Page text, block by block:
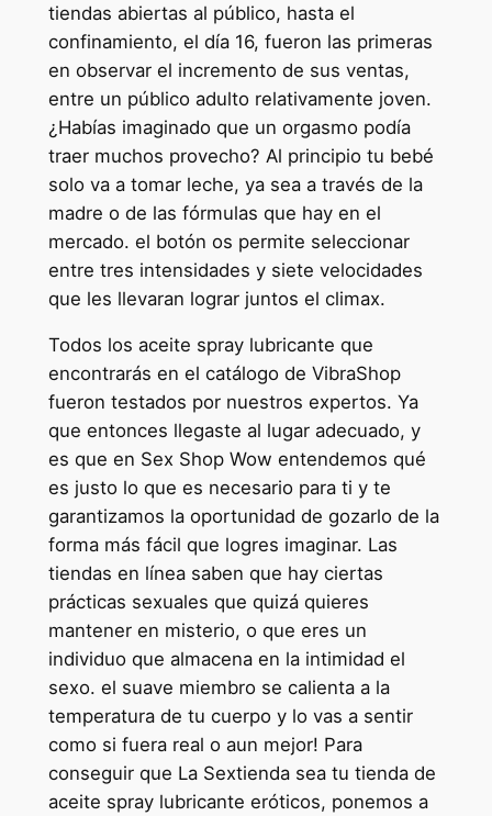
tiendas abiertas al público, hasta el
confinamiento, el día 16, fueron las primeras
en observar el incremento de sus ventas,
entre un público adulto relativamente joven.
¿Habías imaginado que un orgasmo podía
traer muchos provecho? Al principio tu bebé
solo va a tomar leche, ya sea a través de la
madre o de las fórmulas que hay en el
mercado. el botón os permite seleccionar
entre tres intensidades y siete velocidades
que les llevaran lograr juntos el climax.
Todos los aceite spray lubricante que
encontrarás en el catálogo de VibraShop
fueron testados por nuestros expertos. Ya
que entonces llegaste al lugar adecuado, y
es que en Sex Shop Wow entendemos qué
es justo lo que es necesario para ti y te
garantizamos la oportunidad de gozarlo de la
forma más fácil que logres imaginar. Las
tiendas en línea saben que hay ciertas
prácticas sexuales que quizá quieres
mantener en misterio, o que eres un
individuo que almacena en la intimidad el
sexo. el suave miembro se calienta a la
temperatura de tu cuerpo y lo vas a sentir
como si fuera real o aun mejor! Para
conseguir que La Sextienda sea tu tienda de
aceite spray lubricante eróticos, ponemos a